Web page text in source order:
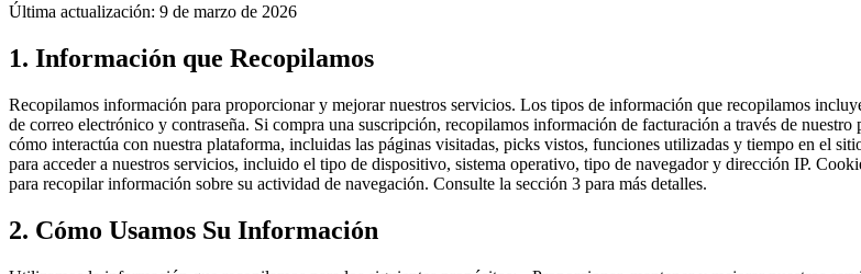
Última actualización: 9 de marzo de 2026
1. Información que Recopilamos
Recopilamos información para proporcionar y mejorar nuestros servicios. Los tipos de información que recopilamos
de correo electrónico y contraseña. Si compra una suscripción, recopilamos información de facturación a través de
cómo interactúa con nuestra plataforma, incluidas las páginas visitadas, picks vistos, funciones utilizadas y tiempo en el
para acceder a nuestros servicios, incluido el tipo de dispositivo, sistema operativo, tipo de navegador y dirección IP.
para recopilar información sobre su actividad de navegación. Consulte la sección 3 para más detalles.
2. Cómo Usamos Su Información